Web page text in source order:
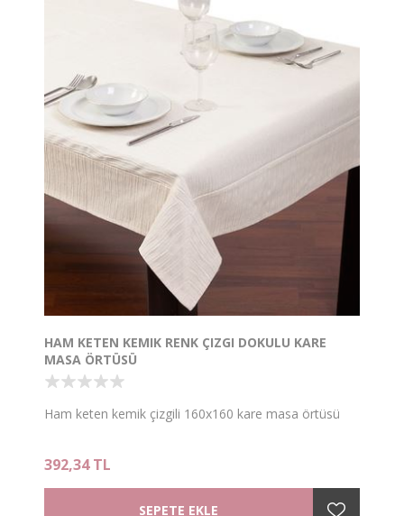
HAM KETEN KEMIK RENK ÇIZGI DOKULU KARE
MASA ÖRTÜSÜ
Ham keten kemik çizgili 160x160 kare masa örtüsü
392,34 TL